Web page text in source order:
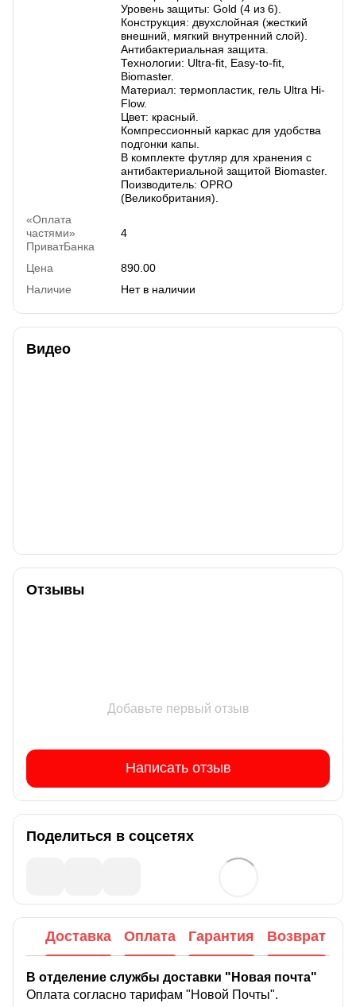
Уровень защиты: Gold (4 из 6).
Конструкция: двухслойная (жесткий
внешний, мягкий внутренний слой).
Антибактериальная защита.
Технологии: Ultra-fit, Easy-to-fit,
Biomaster.
Материал: термопластик, гель Ultra Hi-
Flow.
Цвет: красный.
Компрессионный каркас для удобства
подгонки капы.
В комплекте футляр для хранения с
антибактериальной защитой Biomaster.
Поизводитель: OPRO
(Великобритания).
«Оплата
частями»
ПриватБанка
4
Цена
890.00
Наличие
Нет в наличии
Видео
Отзывы
Добавьте первый отзыв
Написать отзыв
Поделиться в соцсетях
Доставка Оплата Гарантия Возврат
В отделение службы доставки "Новая почта"
Оплата согласно тарифам "Новой Почты".